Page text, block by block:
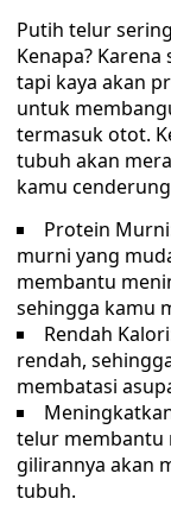
Putih telur
Kenapa?
tapi kaya akan
untuk
termasuk otot.
tubuh akan
kamu
Protein
murni yang
membantu
sehingga kamu
Rendah
rendah,
membatasi
telur membantu
gilirannya akan
tubuh.